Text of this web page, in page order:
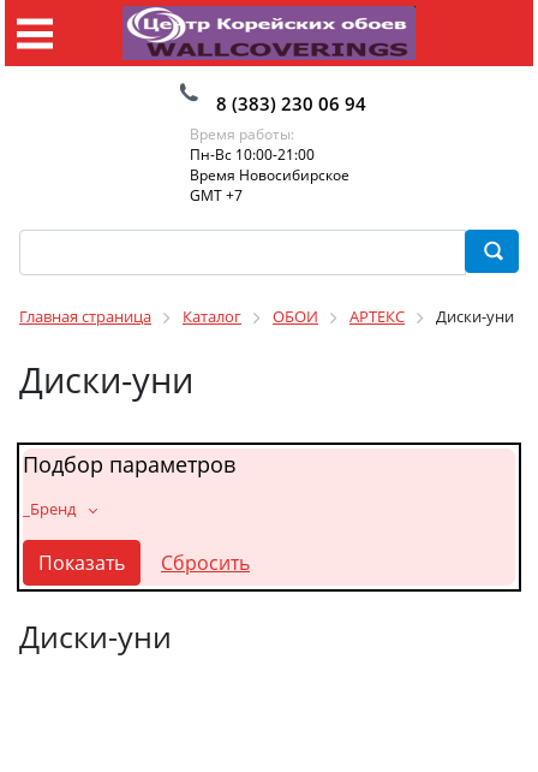
8 (383) 230 06 94
Время работы:
Пн-Вс 10:00-21:00
Время Новосибирское
GMT +7
Главная страница Каталог ОБОИ АРТЕКС Диски-уни
Диски-уни
Подбор параметров
_Бренд
Диски-уни